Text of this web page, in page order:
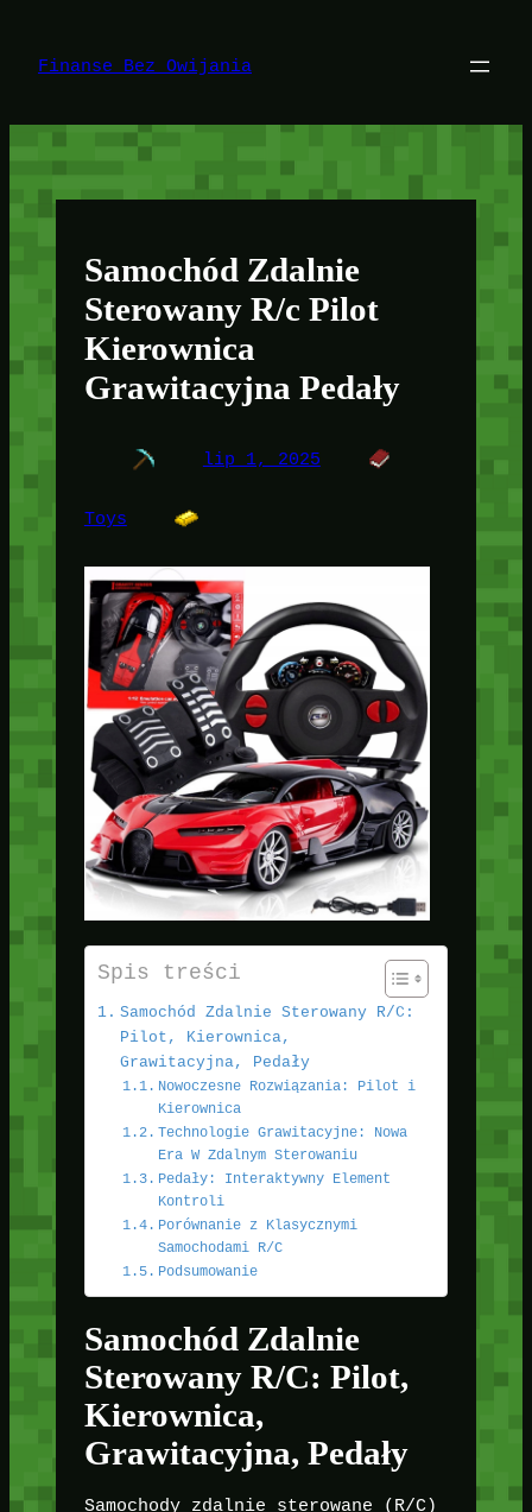
treści
Finanse Bez Owijania
Samochód Zdalnie
Sterowany R/c Pilot
Kierownica
Grawitacyjna Pedały
lip 1, 2025
Toys
Spis treści
Samochód Zdalnie Sterowany R/C:
Pilot, Kierownica,
Grawitacyjna, Pedały
Nowoczesne Rozwiązania: Pilot i
Kierownica
Technologie Grawitacyjne: Nowa
Era W Zdalnym Sterowaniu
Pedały: Interaktywny Element
Kontroli
Porównanie z Klasycznymi
Samochodami R/C
Podsumowanie
Samochód Zdalnie
Sterowany R/C: Pilot,
Kierownica,
Grawitacyjna, Pedały
Samochody zdalnie sterowane (R/C)